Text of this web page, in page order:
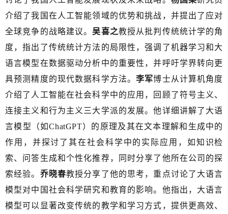
介绍了我国在人工智能领域的优势和挑战，并提出了应对
全球竞争的战略建议。吴喜之教授从批判传统统计学的角
度，指出了传统统计方法的局限性，强调了机器学习和大
语言模型在数据驱动分析中的重要性，并呼吁学界转向更
具预测精度的现代数据科学方法。李军博士从计算机角度
介绍了人工智能在社会科学中的应用，回顾了符号主义、
连接主义和行为主义三大学派的发展。他详细讲解了大语
言模型（如ChatGPT）的原理及其在文本理解和生成中的
作用，并探讨了其在社会科学中的实际应用，如知识检
索、问答生成和个性化推荐，同时分享了他所在公司的探
索经验。 乔晓春教授分享了他的思考，重点讨论了大语言
模型对中国社会科学研究和教育的影响。他指出，大语言
模型可以显著改变传统的教学和学习方式，提供更高效、